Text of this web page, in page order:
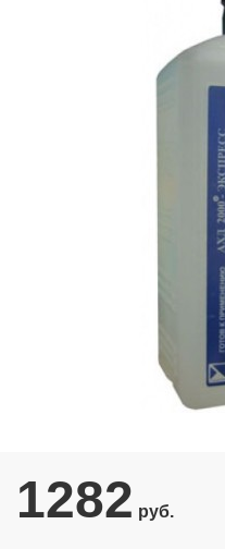
1282 руб.